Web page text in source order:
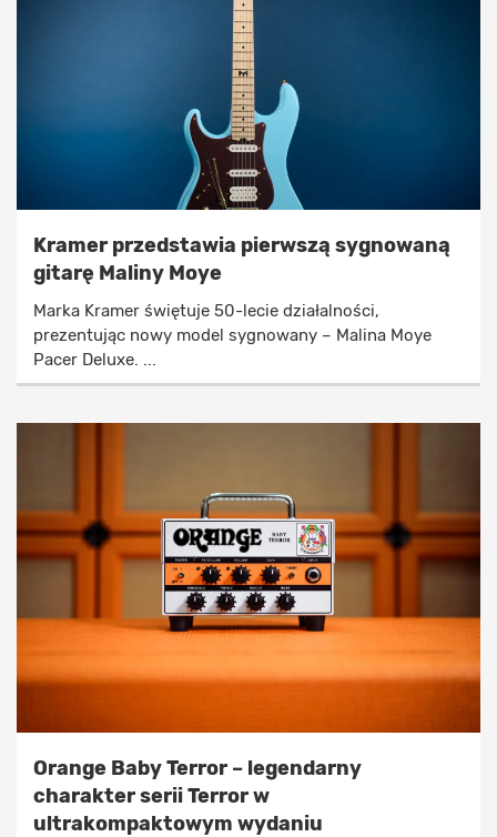
Kramer przedstawia pierwszą sygnowaną
gitarę Maliny Moye
Marka Kramer świętuje 50-lecie działalności,
prezentując nowy model sygnowany – Malina Moye
Pacer Deluxe. ...
Orange Baby Terror – legendarny
charakter serii Terror w
ultrakompaktowym wydaniu